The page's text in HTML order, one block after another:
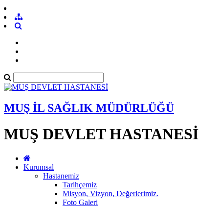
MUŞ İL SAĞLIK MÜDÜRLÜĞÜ
MUŞ DEVLET HASTANESİ
Kurumsal
Hastanemiz
Tarihçemiz
Misyon, Vizyon, Değerlerimiz.
Foto Galeri